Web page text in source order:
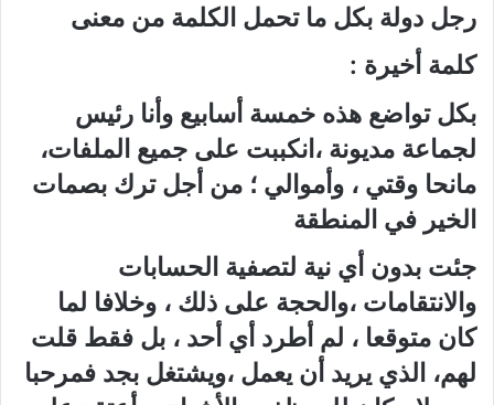
رجل دولة بكل ما تحمل الكلمة من معنى
كلمة أخيرة :
بكل تواضع هذه خمسة أسابيع وأنا رئيس
لجماعة مديونة ،انكببت على جميع الملفات،
مانحا وقتي ، وأموالي ؛ من أجل ترك بصمات
الخير في المنطقة
جئت بدون أي نية لتصفية الحسابات
والانتقامات ،والحجة على ذلك ، وخلافا لما
كان متوقعا ، لم أطرد أي أحد ، بل فقط قلت
لهم، الذي يريد أن يعمل ،ويشتغل بجد فمرحبا